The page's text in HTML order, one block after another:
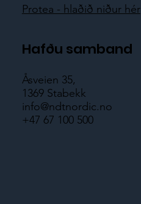
Protea - hlaðið niður hér
Hafðu samband
Åsveien 35,
1369 Stabekk
info@ndtnordic.no
+47 67 100 500